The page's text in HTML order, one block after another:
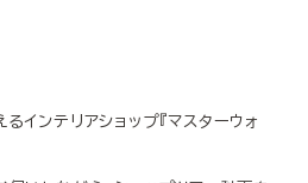
インテリアショップ『マスターウォ